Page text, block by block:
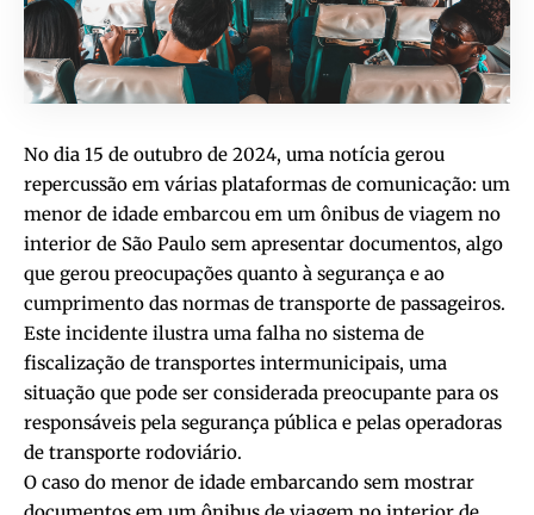
No dia 15 de outubro de 2024, uma notícia gerou
repercussão em várias plataformas de comunicação: um
menor de idade embarcou em um ônibus de viagem no
interior de São Paulo sem apresentar documentos, algo
que gerou preocupações quanto à segurança e ao
cumprimento das normas de transporte de passageiros.
Este incidente ilustra uma falha no sistema de
fiscalização de transportes intermunicipais, uma
situação que pode ser considerada preocupante para os
responsáveis pela segurança pública e pelas operadoras
de transporte rodoviário.
O caso do menor de idade embarcando sem mostrar